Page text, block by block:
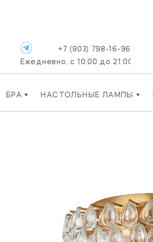
БРА • НАСТОЛЬНЫЕ ЛАМПЫ •
+7 (903) 798-16-96
Ежедневно, с 10:00 до 21:00